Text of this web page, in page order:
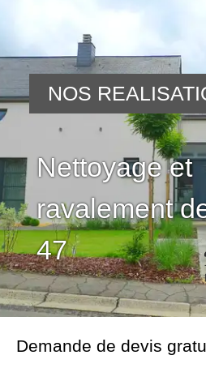
Nettoyage et
ravalement
47
NOS
Demande de devis